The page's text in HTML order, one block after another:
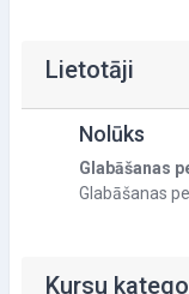
Lietotāji
Nolūks
Glabāšanas
Glabāšanas
Kursu